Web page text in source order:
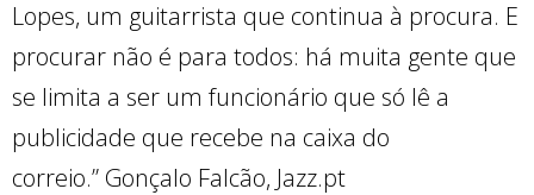
Lopes, um guitarrista que continua à procura. E
procurar não é para todos: há muita gente que
se limita a ser um funcionário que só lê a
publicidade que recebe na caixa do
correio.” Gonçalo Falcão, Jazz.pt